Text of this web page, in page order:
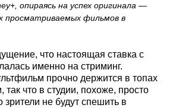
опираясь на успех оригинала —
просматриваемых фильмов в
что настоящая ставка с
именно на стриминг.
прочно держится в топах
что в студии, похоже, просто
зрители не будут спешить в